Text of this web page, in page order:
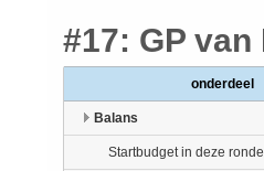
#17: GP
onderdeel
Balans
Startbudget in deze ronde